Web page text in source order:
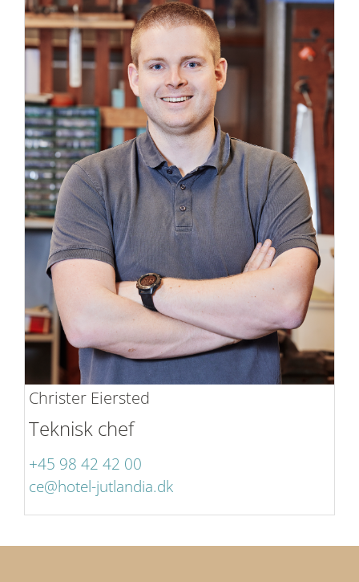
Christer Eiersted
Teknisk chef
+45 98 42 42 00
ce@hotel-jutlandia.dk